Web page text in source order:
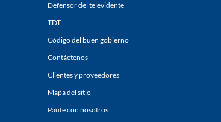
Defensor del televidente
TDT
Código del buen gobierno
Contáctenos
Clientes y proveedores
Mapa del sitio
Paute con nosotros